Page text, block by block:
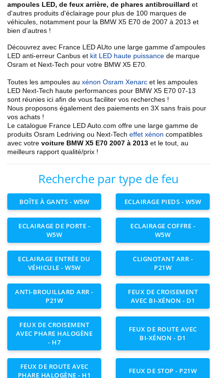
ampoules LED, de feux arrière, de phares antibrouillard et
d'autres produits d'éclairage pour plus de 100 marques de
véhicules, notamment pour la BMW X5 E70 de 2007 à 2013 et
bien d'autres !
Découvrez avec France LED AUto une large gamme d'ampoules
LED anti-erreur Canbus et kit LED haute puissance de marque
Osram et Next-Tech pour votre BMW X5 E70.
Toutes les ampoules au xénon Osram Xenarc et les ampoules
LED Next-Tech haute performances pour BMW X5 E70 07-13
sont réunies ici afin de vous faciliter vos recherches !
Nous proposons également des paiements en 3X sans frais pour
vos achats !
Le catalogue France LED Auto.com offre une large gamme de
produits Osram Ledriving ou Next-Tech effet xénon compatibles
avec votre voiture BMW X5 E70 2007 à 2013 et le tout, au
meilleurs rapport qualité/prix !
Recherche par type de feu
BOÎTE À GANTS - W5W ECLAIRAGE PIEDS - W5W
ECLAIRAGE DE PORTE -
W5W
ECLAIRAGE COFFRE -
W5W
ECLAIRAGE ENTRÉE DU
VÉHICULE - W5W
CLIGNOTANT ARR -
P21W
ANTI-BROUILLARD ARR -
P21W
FEUX DE CROISEMENT
AVEC BI-XÉNON - D1
FEUX DE CROISEMENT
AVEC PHARE HALOGÈNE
- H7
FEUX DE ROUTE AVEC
BI-XÉNON - D1
FEUX DE ROUTE AVEC
PHARE HALOGÈNE - H1
FEUX DE STOP - P21W